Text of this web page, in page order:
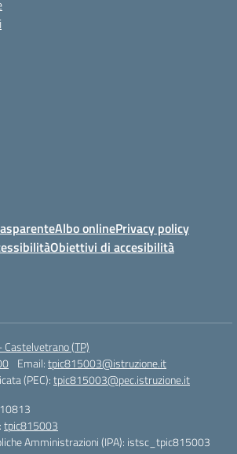
Albo onlinePrivacy policy
Obiettivi di accesibilità
Castelvetrano (TP)
Email:tpic815003@istruzione.it
(PEC):tpic815003@pec.istruzione.it
tpic815003
Amministrazioni (IPA): istsc_tpic815003